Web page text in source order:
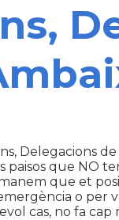
Delegacions
que NO
que et
o per
cas, no fa